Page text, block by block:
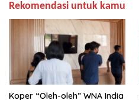
Rekomendasi untuk kamu
Koper “Oleh-oleh” WNA India